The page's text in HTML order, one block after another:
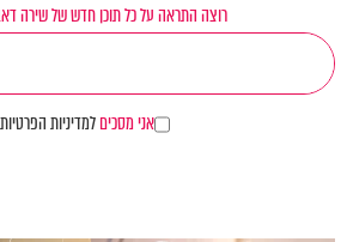
רוצה התראה על כל תוכן חדש של שירה
אני מסכיםלמדיניות הפרטיות